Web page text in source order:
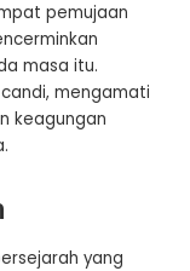
pemujaan
masa itu.
mengamati
keagungan
yang